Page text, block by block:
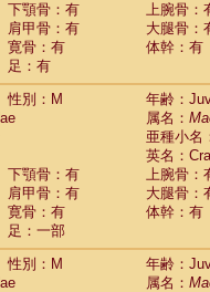
下顎骨：有
上腕骨：
肩甲骨：有
大腿骨：
寛骨：有
体幹：有
足：有
性別：M
年齢：
属名：
亜種小名
英名：
下顎骨：有
上腕骨：
肩甲骨：有
大腿骨：
寛骨：有
体幹：有
足：一部
性別：M
年齢：
属名：